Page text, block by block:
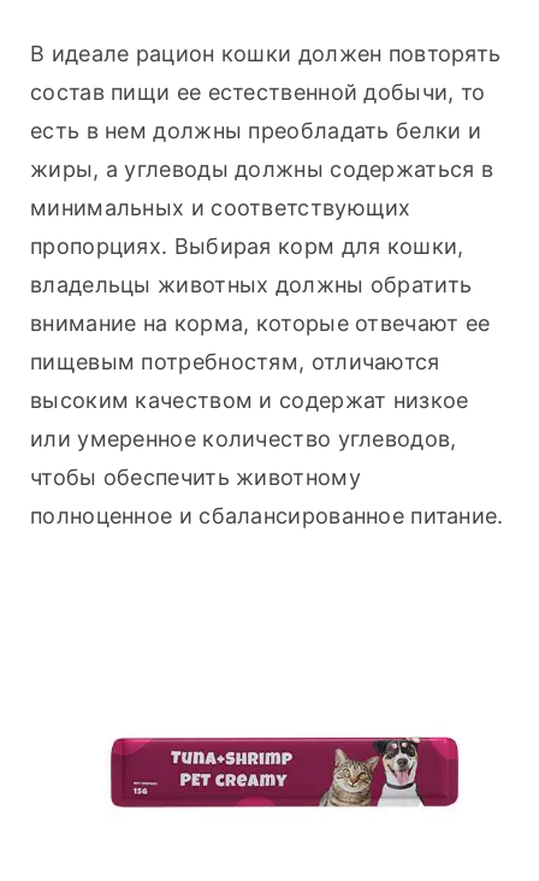
В идеале рацион кошки должен повторять
состав пищи ее естественной добычи, то
есть в нем должны преобладать белки и
жиры, а углеводы должны содержаться в
минимальных и соответствующих
пропорциях. Выбирая корм для кошки,
владельцы животных должны обратить
внимание на корма, которые отвечают ее
пищевым потребностям, отличаются
высоким качеством и содержат низкое
или умеренное количество углеводов,
чтобы обеспечить животному
полноценное и сбалансированное питание.